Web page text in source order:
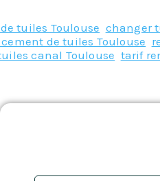
tuiles Toulouse changer
de tuiles Toulouse
canal Toulouse tarif